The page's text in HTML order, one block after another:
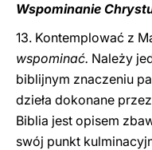
Wspominanie
13. Kontemplować z
wspominać. Należy
biblijnym znaczeniu
dzieła dokonane
Biblia jest opisem
swój punkt